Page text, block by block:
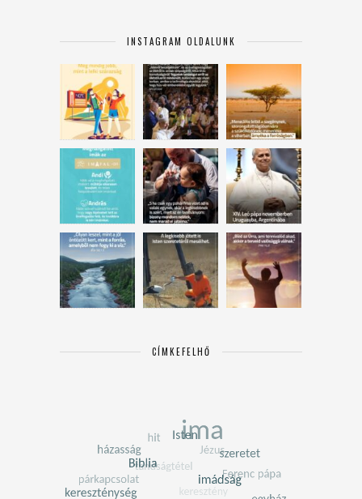
INSTAGRAM OLDALUNK
CÍMKEFELHŐ